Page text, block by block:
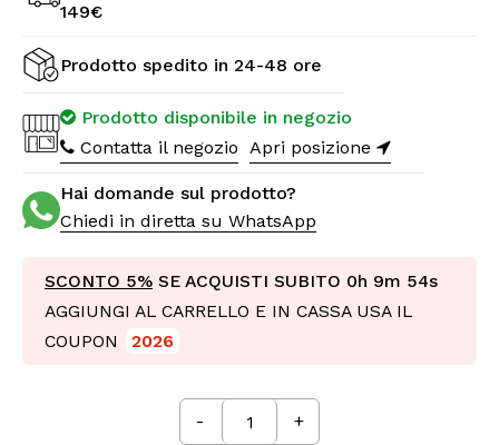
149€
Prodotto spedito in 24-48 ore
Prodotto disponibile in negozio
Contatta il negozio Apri posizione
Hai domande sul prodotto?
Chiedi in diretta su WhatsApp
SCONTO 5% SE ACQUISTI SUBITO 0h 9m 52s
AGGIUNGI AL CARRELLO E IN CASSA USA IL
COUPON
2026
- +